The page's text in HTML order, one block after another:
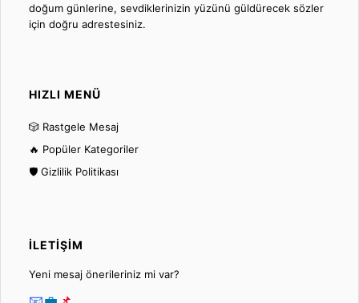
doğum günlerine, sevdiklerinizin yüzünü güldürecek sözler
için doğru adrestesiniz.
HIZLI MENÜ
🎲 Rastgele Mesaj
🔥 Popüler Kategoriler
🛡️ Gizlilik Politikası
İLETIŞIM
Yeni mesaj önerileriniz mi var?